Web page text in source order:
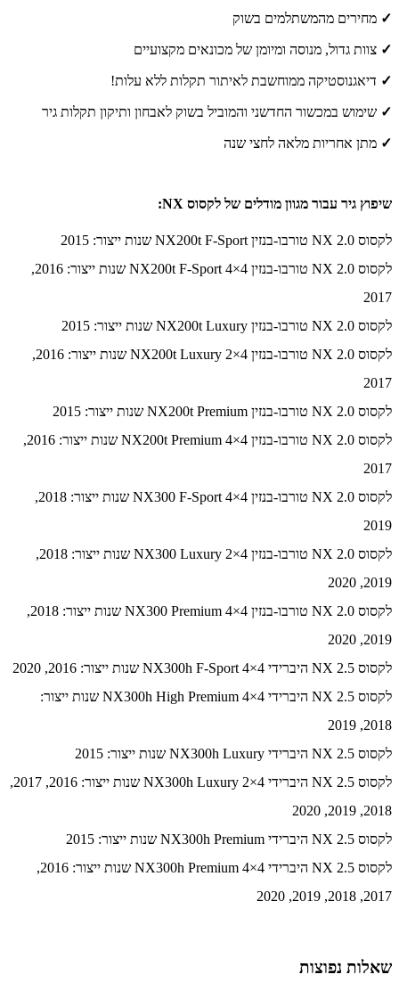
✓ מחירים מהמשתלמים בשוק
✓ צוות גדול, מנוסה ומיומן של מכונאים מקצועיים
✓ דיאגנוסטיקה ממוחשבת לאיתור תקלות ללא עלות!
✓ שימוש במכשור החדשני והמוביל בשוק לאבחון ותיקון תקלות גיר
✓ מתן אחריות מלאה לחצי שנה
שיפוץ גיר עבור מגוון מודלים של לקסוס NX:
לקסוס NX 2.0 טורבו-בנזין NX200t F-Sport שנות ייצור: 2015
לקסוס NX 2.0 טורבו-בנזין NX200t F-Sport 4×4 שנות ייצור: 2016,
2017
לקסוס NX 2.0 טורבו-בנזין NX200t Luxury שנות ייצור: 2015
לקסוס NX 2.0 טורבו-בנזין NX200t Luxury 2×4 שנות ייצור: 2016,
2017
לקסוס NX 2.0 טורבו-בנזין NX200t Premium שנות ייצור: 2015
לקסוס NX 2.0 טורבו-בנזין NX200t Premium 4×4 שנות ייצור: 2016,
2017
לקסוס NX 2.0 טורבו-בנזין NX300 F-Sport 4×4 שנות ייצור: 2018,
2019
לקסוס NX 2.0 טורבו-בנזין NX300 Luxury 2×4 שנות ייצור: 2018,
2019, 2020
לקסוס NX 2.0 טורבו-בנזין NX300 Premium 4×4 שנות ייצור: 2018,
2019, 2020
לקסוס NX 2.5 היברידי NX300h F-Sport 4×4 שנות ייצור: 2016, 2020
לקסוס NX 2.5 היברידי NX300h High Premium 4×4 שנות ייצור:
2018, 2019
לקסוס NX 2.5 היברידי NX300h Luxury שנות ייצור: 2015
לקסוס NX 2.5 היברידי NX300h Luxury 2×4 שנות ייצור: 2016, 2017,
2018, 2019, 2020
לקסוס NX 2.5 היברידי NX300h Premium שנות ייצור: 2015
לקסוס NX 2.5 היברידי NX300h Premium 4×4 שנות ייצור: 2016,
2017, 2018, 2019, 2020
שאלות נפוצות